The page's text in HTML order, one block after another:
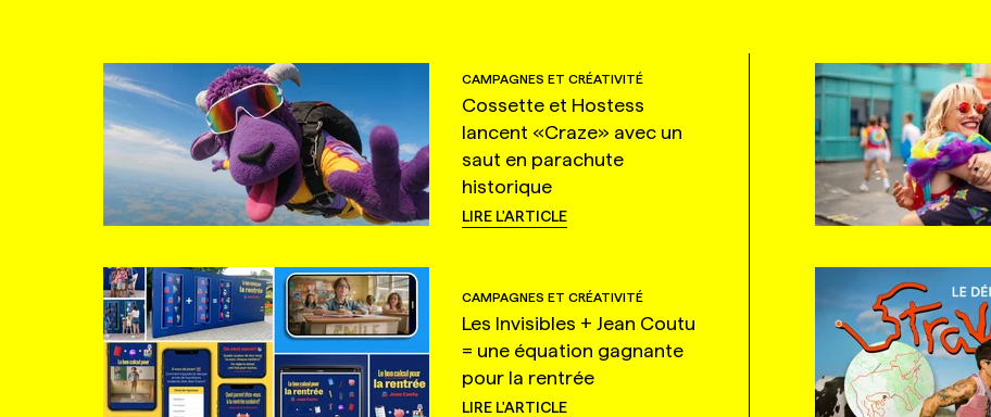
CAMPAGNES ET CRÉATIVITÉ
Cossette et Hostess
lancent «Craze» avec un
saut en parachute
historique
LIRE L'ARTICLE
CAMPAGNES ET CRÉATIVITÉ
Les Invisibles + Jean Coutu
= une équation gagnante
pour la rentrée
LIRE L'ARTICLE